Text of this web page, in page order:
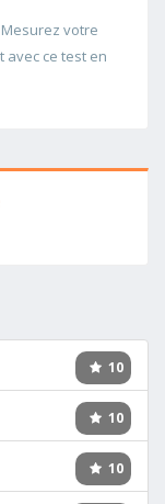
votre
avec ce test en
10
10
10